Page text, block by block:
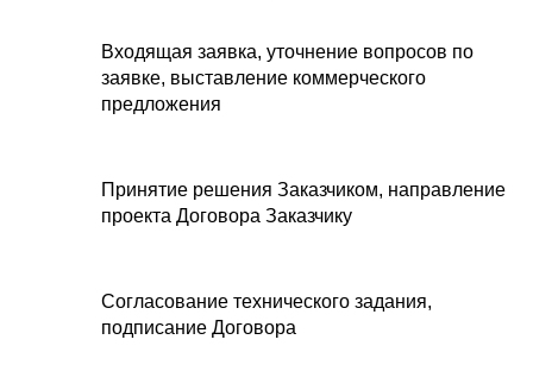
Входящая заявка, уточнение вопросов по
заявке, выставление коммерческого
предложения
Принятие решения Заказчиком, направление
проекта Договора Заказчику
Согласование технического задания,
подписание Договора